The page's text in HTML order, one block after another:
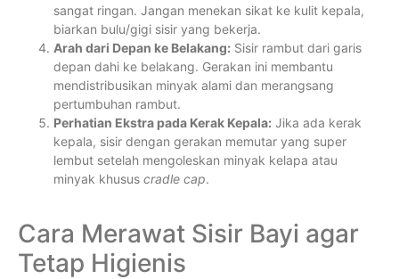
sangat ringan. Jangan menekan sikat ke kulit kepala,
biarkan bulu/gigi sisir yang bekerja.
Arah dari Depan ke Belakang: Sisir rambut dari garis
depan dahi ke belakang. Gerakan ini membantu
mendistribusikan minyak alami dan merangsang
pertumbuhan rambut.
Perhatian Ekstra pada Kerak Kepala: Jika ada kerak
kepala, sisir dengan gerakan memutar yang super
lembut setelah mengoleskan minyak kelapa atau
minyak khusus cradle cap.
Cara Merawat Sisir Bayi agar
Tetap Higienis